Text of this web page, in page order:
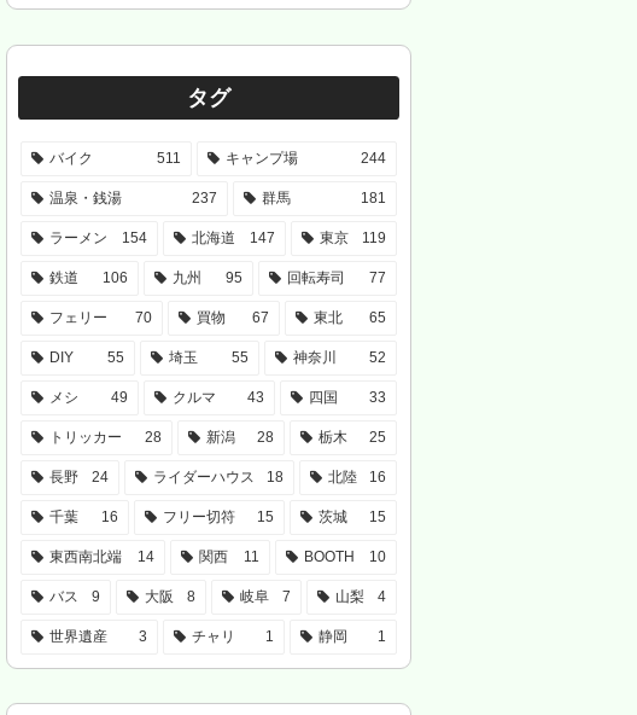
タグ
バイク 511 キャンプ場 244
温泉・銭湯 237 群馬 181
ラーメン 154 北海道 147 東京 119
鉄道 106 九州 95 回転寿司 77
フェリー 70 買物 67 東北 65
DIY 55 埼玉 55 神奈川 52
メシ 49 クルマ 43 四国 33
トリッカー 28 新潟 28 栃木 25
長野 24 ライダーハウス 18 北陸 16
千葉 16 フリー切符 15 茨城 15
東西南北端 14 関西 11 BOOTH 10
バス 9 大阪 8 岐阜 7 山梨 4
世界遺産 3 チャリ 1 静岡 1